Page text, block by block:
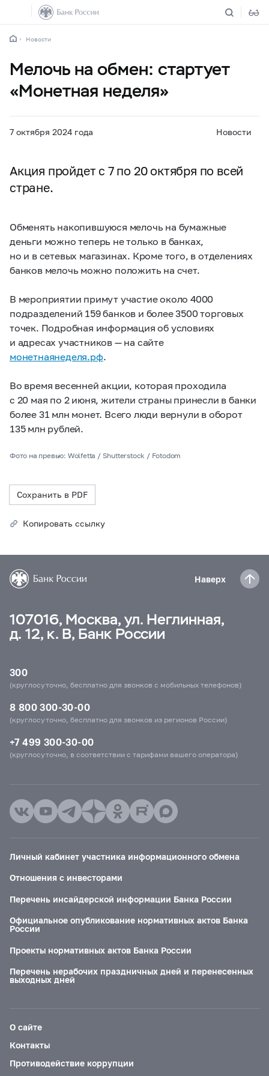
Новости
Мелочь на обмен: стартует
«Монетная неделя»
7 октября 2024 года Новости
Акция пройдет с 7 по 20 октября по всей
стране.
Обменять накопившуюся мелочь на бумажные
деньги можно теперь не только в банках,
но и в сетевых магазинах. Кроме того, в отделениях
банков мелочь можно положить на счет.
В мероприятии примут участие около 4000
подразделений 159 банков и более 3500 торговых
точек. Подробная информация об условиях
и адресах участников — на сайте
монетнаянеделя.рф.
Во время весенней акции, которая проходила
с 20 мая по 2 июня, жители страны принесли в банки
более 31 млн монет. Всего люди вернули в оборот
135 млн рублей.
Фото на превью: Wolfetta / Shutterstock / Fotodom
Сохранить в PDF
Копировать ссылку
Наверх
107016, Москва, ул. Неглинная,
д. 12, к. В, Банк России
300
(круглосуточно, бесплатно для звонков с мобильных телефонов)
8 800 300-30-00
(круглосуточно, бесплатно для звонков из регионов России)
+7 499 300-30-00
(круглосуточно, в соответствии с тарифами вашего оператора)
Личный кабинет участника информационного обмена
Отношения с инвесторами
Перечень инсайдерской информации Банка России
Официальное опубликование нормативных актов Банка
России
Проекты нормативных актов Банка России
Перечень нерабочих праздничных дней и перенесенных
выходных дней
О сайте
Контакты
Противодействие коррупции